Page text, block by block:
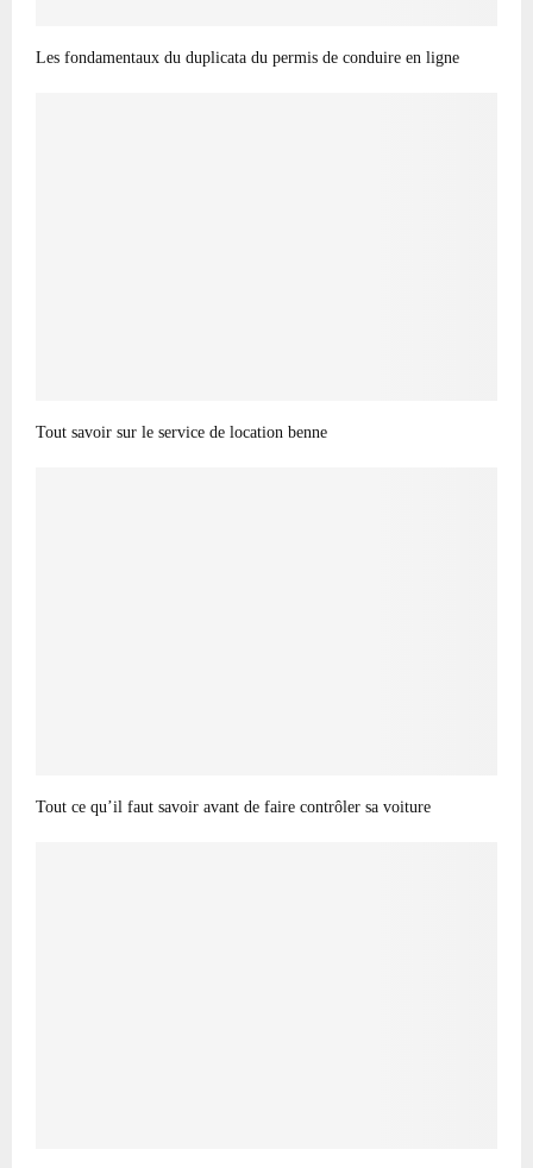
Les fondamentaux du duplicata du permis de conduire en ligne
Tout savoir sur le service de location benne
Tout ce qu’il faut savoir avant de faire contrôler sa voiture